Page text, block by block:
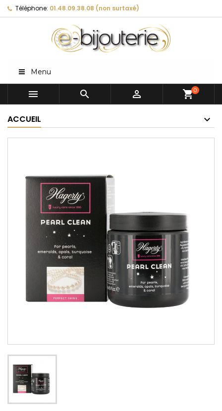
Téléphone: 01.48.09.38.08 (non surtaxé)
Menu
   shopping_cart0
ACCUEIL